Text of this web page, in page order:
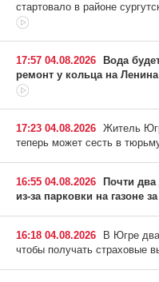
стартовало в районе
17:57 04.08.2026
Вода
ремонт у кольца на Ленина
17:23 04.08.2026 Житель
теперь может сесть в
16:55 04.08.2026
Почти два
из-за парковки на газоне
16:18 04.08.2026
В Югре
чтобы получать страховые